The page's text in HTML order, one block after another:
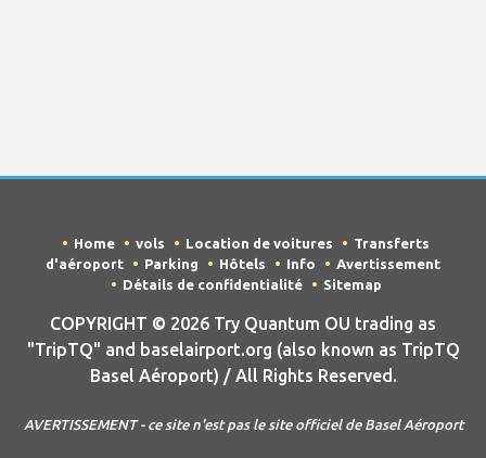
Home vols Location de voitures
Transferts
d'aéroport
Parking Hôtels Info
Avertissement
Détails de confidentialité
Sitemap
COPYRIGHT © 2026 Try Quantum OU trading as
"TripTQ" and baselairport.org (also known as TripTQ
Basel Aéroport) / All Rights Reserved.
AVERTISSEMENT - ce site n'est pas le site officiel de Basel Aéroport